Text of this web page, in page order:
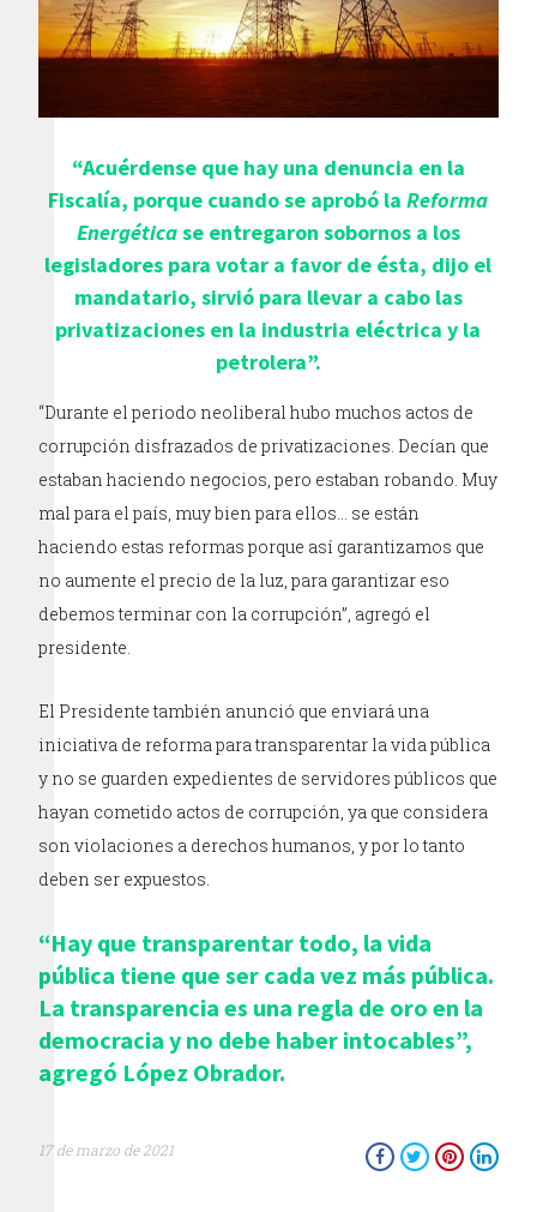
“Acuérdense que hay una denuncia en la
Fiscalía, porque cuando se aprobó laReforma
Energéticase entregaron sobornos a los
legisladores para votar a favor de ésta, dijo el
mandatario, sirvió para llevar a cabo las
privatizaciones en la industria eléctrica y la
petrolera”.
“Durante el periodo neoliberal hubo muchos actos de
corrupción disfrazados de privatizaciones. Decían que
estaban haciendo negocios, pero estaban robando. Muy
mal para el país, muy bien para ellos… se están
haciendo estas reformas porque así garantizamos que
no aumente el precio de la luz, para garantizar eso
debemos terminar con la corrupción”, agregó el
presidente.
El Presidente también anunció que enviará una
iniciativa de reforma para transparentar la vida pública
y no se guarden expedientes de servidores públicos que
hayan cometido actos de corrupción, ya que considera
son violaciones a derechos humanos, y por lo tanto
deben ser expuestos.
“Hay que transparentar todo, la vida
pública tiene que ser cada vez más pública.
La transparencia es una regla de oro en la
democracia y no debe haber intocables”,
agregó López Obrador.
17 de marzo de 2021